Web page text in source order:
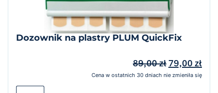
Dozownik na plastry PLUM QuickFix
89,00zł79,00 zł
Cena w ostatnich 30 dniach nie zmieniła się